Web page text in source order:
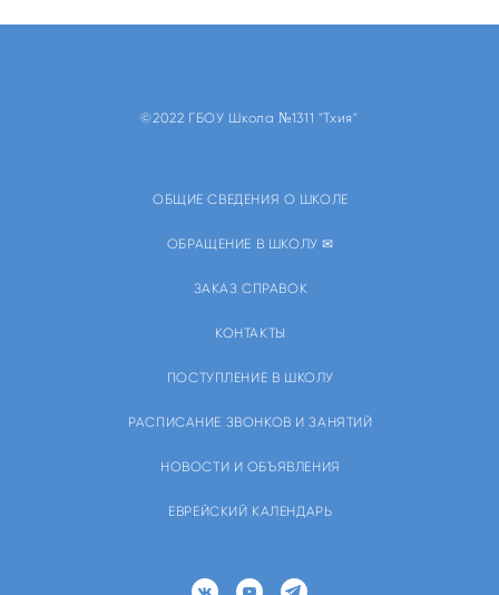
©2022 ГБОУ Школа №1311 "Тхия"
ОБЩИЕ СВЕДЕНИЯ О ШКОЛЕ
ОБРАЩЕНИЕ В ШКОЛУ ✉
ЗАКАЗ СПРАВОК
КОНТАКТЫ
ПОСТУПЛЕНИЕ В ШКОЛУ
РАСПИСАНИЕ ЗВОНКОВ И ЗАНЯТИЙ
НОВОСТИ И ОБЪЯВЛЕНИЯ
ЕВРЕЙСКИЙ КАЛЕНДАРЬ